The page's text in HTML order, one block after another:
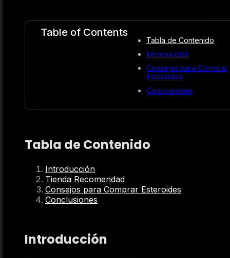
Table of Contents
Tabla de Contenido
Introducción
Consejos para Comprar
Esteroides
Conclusiones
Tabla de Contenido
Introducción
Tienda Recomendad
Consejos para Comprar Esteroides
Conclusiones
Introducción